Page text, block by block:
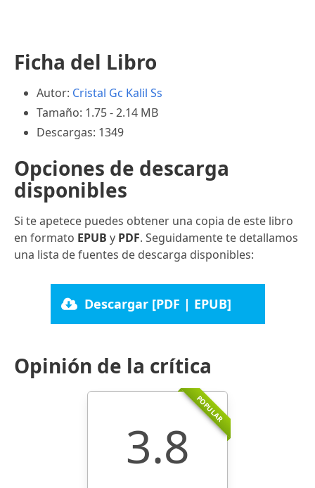
Ficha del Libro
Autor: Cristal Gc Kalil Ss
Tamaño: 1.75 - 2.14 MB
Descargas: 1349
Opciones de descarga
disponibles
Si te apetece puedes obtener una copia de este libro
en formato EPUB y PDF. Seguidamente te detallamos
una lista de fuentes de descarga disponibles:
Descargar [PDF | EPUB]
Opinión de la crítica
POPULAR
3.8